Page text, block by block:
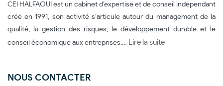
CEI HALFAOUI est un cabinet d’expertise et de conseil indépendant
créé en 1991, son activité s’articule autour du management de la
qualité, la gestion des risques, le développement durable et le
conseil économique aux entreprises.…
Lire la suite
NOUS CONTACTER